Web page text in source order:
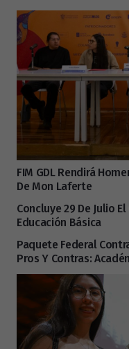
FIM GDL Rendirá
De Mon Laferte
Concluye 29 De Julio
Educación Básica
Paquete Federal
Pros Y Contras: